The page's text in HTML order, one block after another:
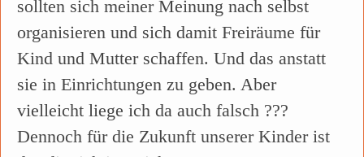
sollten sich meiner Meinung nach selbst
organisieren und sich damit Freiräume für
Kind und Mutter schaffen. Und das anstatt
sie in Einrichtungen zu geben. Aber
vielleicht liege ich da auch falsch ???
Dennoch für die Zukunft unserer Kinder ist